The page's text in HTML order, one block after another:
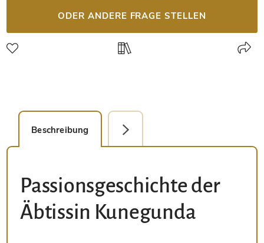
ODER ANDERE FRAGE STELLEN
Beschreibung Faksimile-Editionen (1)
Passionsgeschichte der
Äbtissin Kunegunda